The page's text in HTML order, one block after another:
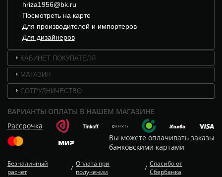
hriza1956@bk.ru
Посмотреть на карте
Для производителей и импортеров
Для дизайнеров
КАБИНЕТ ПОКУПАТЕЛЯ
МАГАЗИН
СОТРУДНИЧЕСТВО
ВАРИАНТЫ ОПЛАТЫ В НАШЕМ МАГАЗИНЕ
Рассрочка
Вы можете оплачивать заказы
банковскими картами
Безналичный
расчет
/ Оплата при
получении
/ Спасибо от
Сбербанка